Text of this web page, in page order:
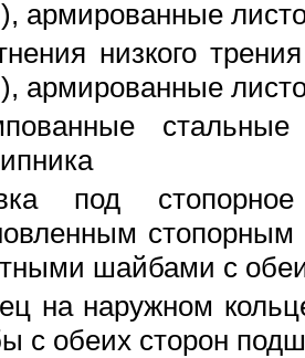
армированные
низкого
армированные
под
шайбами с
на наружном
с обеих сторон